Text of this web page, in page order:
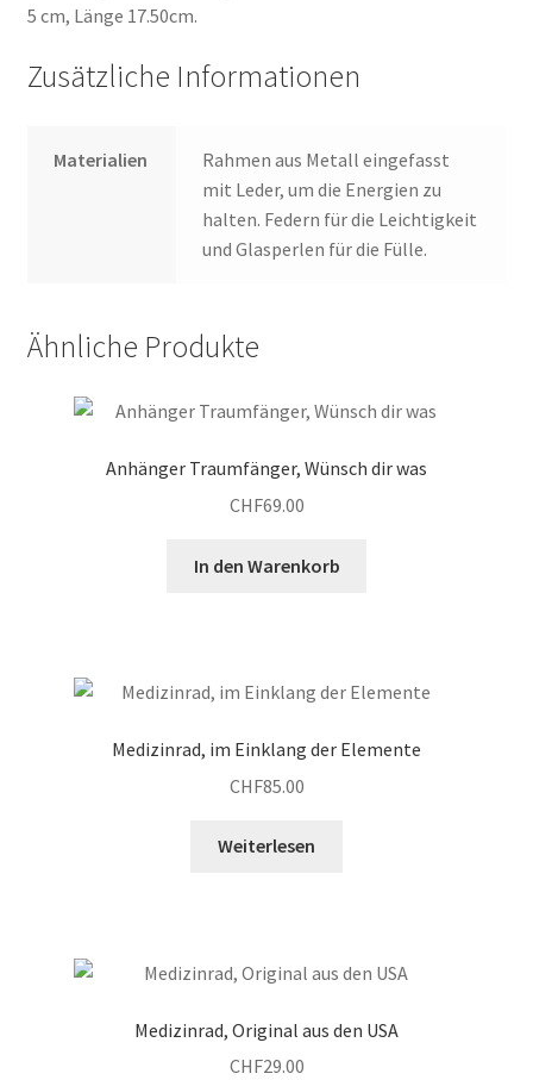
5 cm, Länge 17.50cm.
Zusätzliche Informationen
Materialien
Rahmen aus Metall eingefasst
mit Leder, um die Energien zu
halten. Federn für die Leichtigkeit
und Glasperlen für die Fülle.
Ähnliche Produkte
Anhänger Traumfänger, Wünsch dir was
CHF69.00
In den Warenkorb
Medizinrad, im Einklang der Elemente
CHF85.00
Weiterlesen
Medizinrad, Original aus den USA
CHF29.00